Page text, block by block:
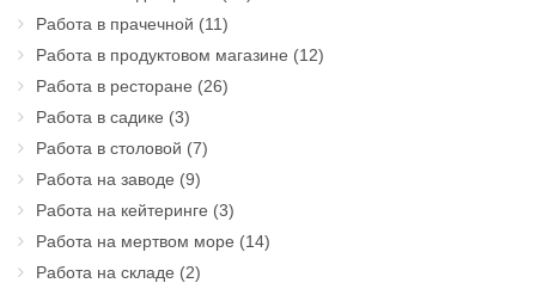
Работа в прачечной (11)
Работа в продуктовом магазине (12)
Работа в ресторане (26)
Работа в садике (3)
Работа в столовой (7)
Работа на заводе (9)
Работа на кейтеринге (3)
Работа на мертвом море (14)
Работа на складе (2)